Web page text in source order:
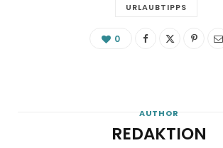
URLAUBTIPPS
0
AUTHOR
REDAKTION